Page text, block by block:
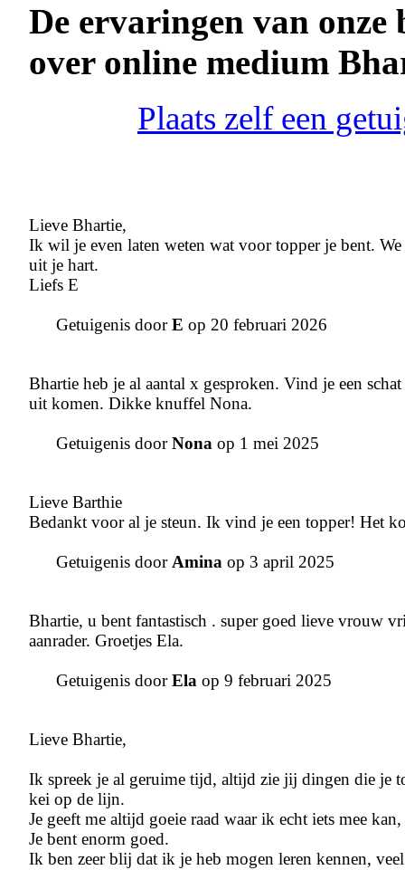
De ervaringen van onze
over online medium
Plaats zelf een
Lieve Bhartie,
Ik wil je even laten weten wat voor topper je bent.
uit je hart.
Liefs E
Getuigenis doorE op 20 februari 2026
Bhartie heb je al aantal x gesproken. Vind je een
uit komen. Dikke knuffel Nona.
Getuigenis doorNona op 1 mei 2025
Lieve Barthie
Bedankt voor al je steun. Ik vind je een topper! Het
Getuigenis doorAmina op 3 april 2025
Bhartie, u bent fantastisch . super goed lieve vrouw
aanrader. Groetjes Ela.
Getuigenis doorEla op 9 februari 2025
Lieve Bhartie,
Ik spreek je al geruime tijd, altijd zie jij dingen die je
kei op de lijn.
Je geeft me altijd goeie raad waar ik echt iets mee
Je bent enorm goed.
Ik ben zeer blij dat ik je heb mogen leren kennen,